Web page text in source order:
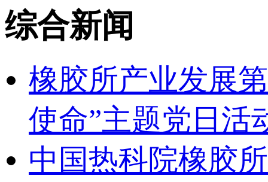
综合新闻
橡胶所产业发展
使命”主题党日活
中国热科院橡胶